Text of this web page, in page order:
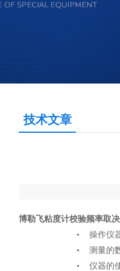
技术文章
博勒飞粘度计校验频率取
•
操作仪
•
测量的
•
仪器的